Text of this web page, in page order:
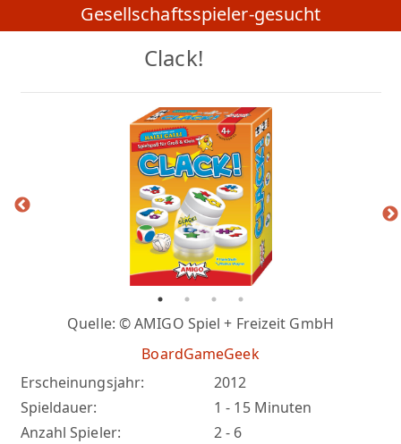
Gesellschaftsspieler-gesucht
Clack!
Erscheinungsjahr:
2012
Spieldauer:
1 - 15 Minuten
Anzahl Spieler:
2 - 6
Quelle: © AMIGO Spiel + Freizeit GmbH
BoardGameGeek